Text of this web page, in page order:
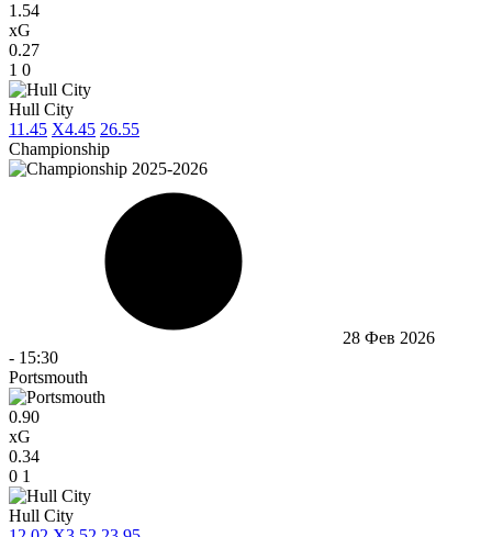
1.54
xG
0.27
1 0
Hull City
11.45 X4.45 26.55
Championship
28 Фев 2026
- 15:30
Portsmouth
0.90
xG
0.34
0 1
Hull City